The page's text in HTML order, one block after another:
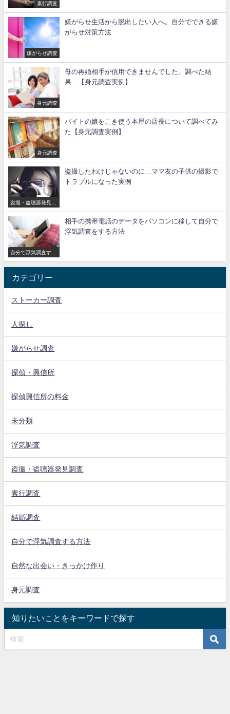
素行調査
嫌がらせ調査
嫌がらせ生活から脱出したい人へ。自分でできる嫌
がらせ対策方法
身元調査
母の再婚相手が信用できませんでした。調べた結
果…【身元調査実例】
身元調査
バイトの娘をこき使う本屋の店長について調べてみ
た【身元調査実例】
盗撮・盗聴器発見調
査
盗撮したわけじゃないのに…ママ友の子供の撮影で
トラブルになった実例
自分で浮気調査する
方法
相手の携帯電話のデータをパソコンに移して自分で
浮気調査をする方法
カテゴリー
ストーカー調査
人探し
嫌がらせ調査
探偵・興信所
探偵興信所の料金
未分類
浮気調査
盗撮・盗聴器発見調査
素行調査
結婚調査
自分で浮気調査する方法
自然な出会い・きっかけ作り
身元調査
知りたいことをキーワードで探す